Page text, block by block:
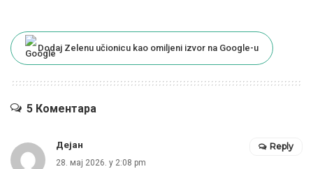
Dodaj Zelenu učionicu kao omiljeni izvor na Google-u
5 Коментара
Дејан
28. мај 2026. у 2:08 pm
Reply